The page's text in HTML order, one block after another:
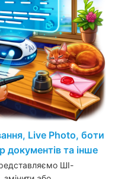
Live Photo, боти
документів та інше
ШІ-